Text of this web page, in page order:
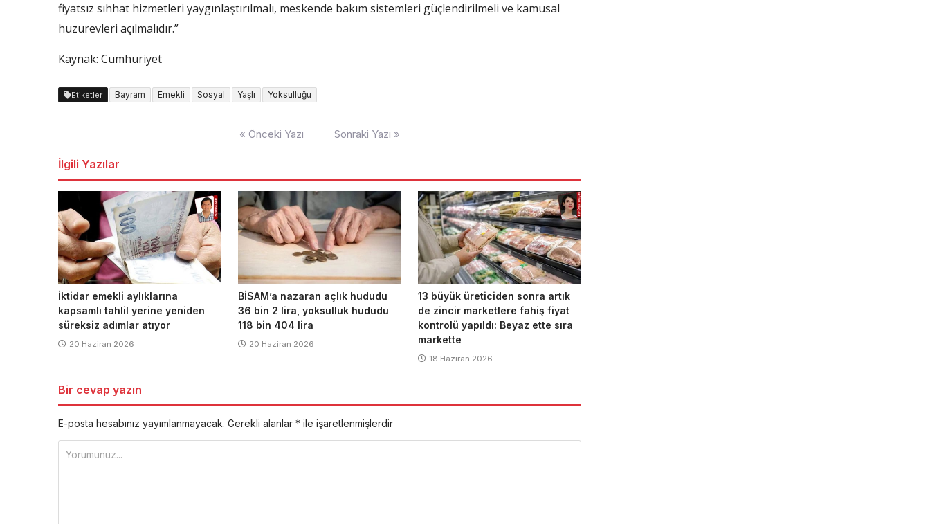
fiyatsız sıhhat hizmetleri yaygınlaştırılmalı, meskende bakım sistemleri güçlendirilmeli ve kamusal
huzurevleri açılmalıdır.”
Kaynak: Cumhuriyet
Etiketler Bayram Emekli Sosyal Yaşlı Yoksulluğu
« Önceki Yazı Sonraki Yazı »
İlgili Yazılar
İktidar emekli aylıklarına
kapsamlı tahlil yerine yeniden
süreksiz adımlar atıyor
20 Haziran 2026
BİSAM’a nazaran açlık hududu
36 bin 2 lira, yoksulluk hududu
118 bin 404 lira
20 Haziran 2026
13 büyük üreticiden sonra artık
de zincir marketlere fahiş fiyat
kontrolü yapıldı: Beyaz ette sıra
markette
18 Haziran 2026
Bir cevap yazın
E-posta hesabınız yayımlanmayacak. Gerekli alanlar * ile işaretlenmişlerdir